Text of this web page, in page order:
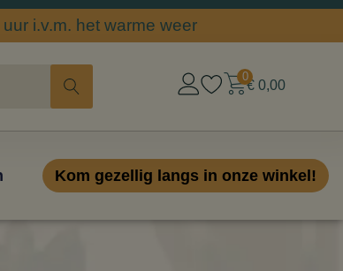
i.v.m. het warme weer
€ 0,00
0
Kom gezellig langs in onze winkel!